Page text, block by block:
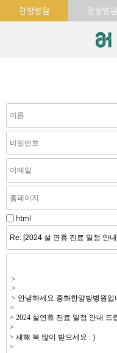
한방병원 양방병원
html